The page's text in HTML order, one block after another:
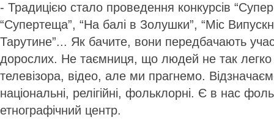
- Традицією стало проведення конкурсів
“Супертеща”, “На балі в Золушки”, “Міс
Тарутине”... Як бачите, вони передбачають
дорослих. Не таємниця, що людей не так легко
телевізора, відео, але ми прагнемо.
національні, релігійні, фольклорні. Є в нас
етнографічний центр.